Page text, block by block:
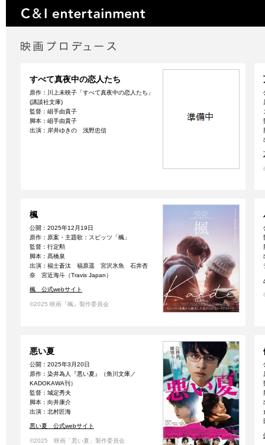
すべて真夜中の恋人たち
原作：川上未映子「すべて真夜中の恋人たち」
(講談社文庫)
監督：岨手由貴子
脚本：岨手由貴子
出演：岸井ゆきの 浅野忠信
楓
公開：2025年12月19日
原作：原案・主題歌：スピッツ「楓」
監督：行定勲
脚本：髙橋泉
出演：福士蒼汰 福原遥 宮沢氷魚 石井杏
奈 宮近海斗（Travis Japan）
楓 公式webサイト
©2025 映画『楓』製作委員会
悪い夏
公開：2025年3月20日
原作：染井為人『悪い夏』（角川文庫／
KADOKAWA刊）
監督：城定秀夫
脚本：向井康介
出演：北村匠海
悪い夏 公式webサイト
©2025 映画「悪い夏」製作委員会